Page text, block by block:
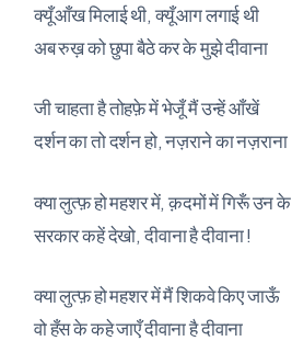
क्यूँ आँख मिलाई थी, क्यूँ आग लगाई थी
अब रुख़ को छुपा बैठे कर के मुझे दीवाना
जी चाहता है तोहफ़े में भेजूँ मैं उन्हें आँखें
दर्शन का तो दर्शन हो, नज़राने का नज़राना
क्या लुत्फ़ हो महशर में, क़दमों में गिरूँ उन के
सरकार कहें देखो, दीवाना है दीवाना !
क्या लुत्फ़ हो महशर में मैं शिकवे किए जाऊँ
वो हँस के कहे जाएँ दीवाना है दीवाना